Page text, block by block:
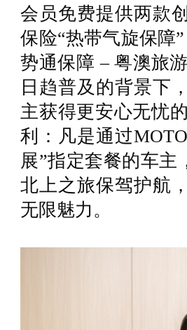
会员免费提供两款
保险“热带气旋保障
势通保障 – 粤澳旅
日趋普及的背景下
主获得更安心无忧
利：凡是通过
展”指定套餐的车
北上之旅保驾护航
无限魅力。